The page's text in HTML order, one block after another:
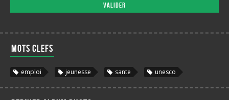
Valider
Mots clefs
emploi jeunesse sante unesco